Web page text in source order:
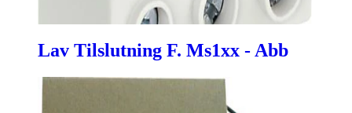
Lav Tilslutning F. Ms1xx - Abb